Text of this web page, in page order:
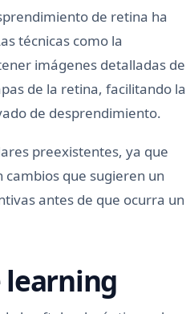
de retina ha
técnicas como la
imágenes detalladas de
de la retina, facilitando la
de desprendimiento.
preexistentes, ya que
que sugieren un
antes de que ocurra un